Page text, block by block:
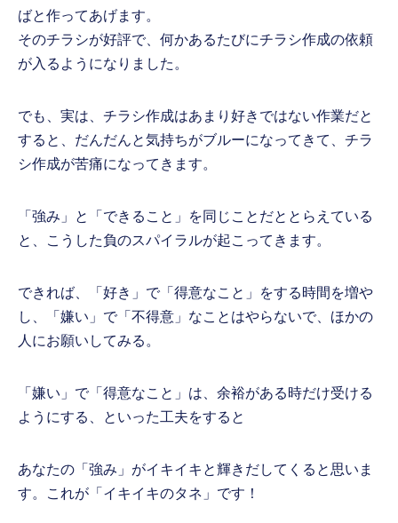
ばと作ってあげます。
そのチラシが好評で、何かあるたびにチラシ作成の依頼
が入るようになりました。
でも、実は、チラシ作成はあまり好きではない作業だと
すると、だんだんと気持ちがブルーになってきて、チラ
シ作成が苦痛になってきます。
「強み」と「できること」を同じことだととらえている
と、こうした負のスパイラルが起こってきます。
できれば、「好き」で「得意なこと」をする時間を増や
し、「嫌い」で「不得意」なことはやらないで、ほかの
人にお願いしてみる。
「嫌い」で「得意なこと」は、余裕がある時だけ受ける
ようにする、といった工夫をすると
あなたの「強み」がイキイキと輝きだしてくると思いま
す。これが「イキイキのタネ」です！